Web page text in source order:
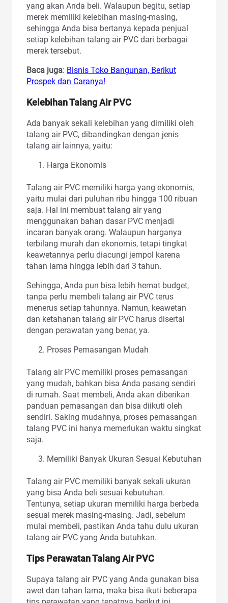
yang akan Anda beli. Walaupun begitu, setiap
merek memiliki kelebihan masing-masing,
sehingga Anda bisa bertanya kepada penjual
setiap kelebihan talang air PVC dari berbagai
merek tersebut.
Baca juga: Bisnis Toko Bangunan, Berikut
Prospek dan Caranya!
Kelebihan Talang Air PVC
Ada banyak sekali kelebihan yang dimiliki oleh
talang air PVC, dibandingkan dengan jenis
talang air lainnya, yaitu:
Harga Ekonomis
Talang air PVC memiliki harga yang ekonomis,
yaitu mulai dari puluhan ribu hingga 100 ribuan
saja. Hal ini membuat talang air yang
menggunakan bahan dasar PVC menjadi
incaran banyak orang. Walaupun harganya
terbilang murah dan ekonomis, tetapi tingkat
keawetannya perlu diacungi jempol karena
tahan lama hingga lebih dari 3 tahun.
Sehingga, Anda pun bisa lebih hemat budget,
tanpa perlu membeli talang air PVC terus
menerus setiap tahunnya. Namun, keawetan
dan ketahanan talang air PVC harus disertai
dengan perawatan yang benar, ya.
Proses Pemasangan Mudah
Talang air PVC memiliki proses pemasangan
yang mudah, bahkan bisa Anda pasang sendiri
di rumah. Saat membeli, Anda akan diberikan
panduan pemasangan dan bisa diikuti oleh
sendiri. Saking mudahnya, proses pemasangan
talang PVC ini hanya memerlukan waktu singkat
saja.
Memiliki Banyak Ukuran Sesuai Kebutuhan
Talang air PVC memiliki banyak sekali ukuran
yang bisa Anda beli sesuai kebutuhan.
Tentunya, setiap ukuran memiliki harga berbeda
sesuai merek masing-masing. Jadi, sebelum
mulai membeli, pastikan Anda tahu dulu ukuran
talang air PVC yang Anda butuhkan.
Tips Perawatan Talang Air PVC
Supaya talang air PVC yang Anda gunakan bisa
awet dan tahan lama, maka bisa ikuti beberapa